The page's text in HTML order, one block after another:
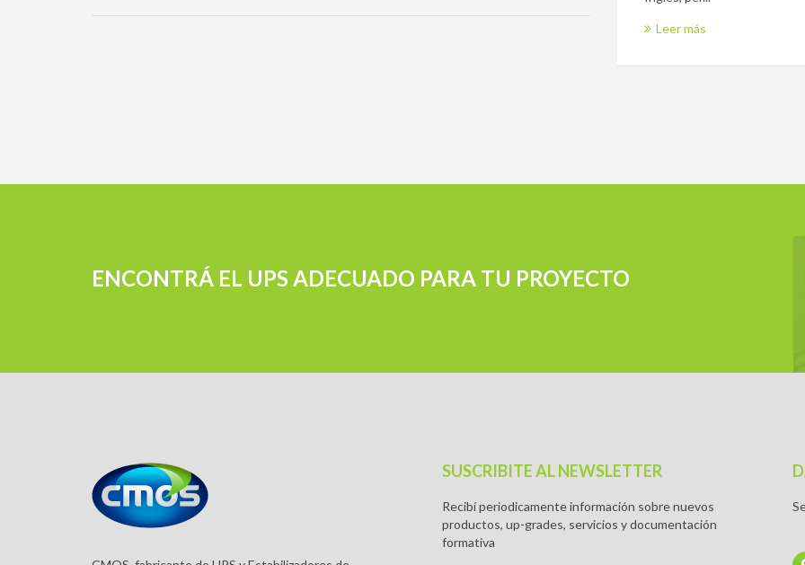
Leer más
ENCONTRÁ EL UPS ADECUADO PARA TU PROYECTO
SUSCRIBITE AL NEWSLETTER
Recibí periodicamente información sobre nuevos
productos, up-grades, servicios y documentación
formativa